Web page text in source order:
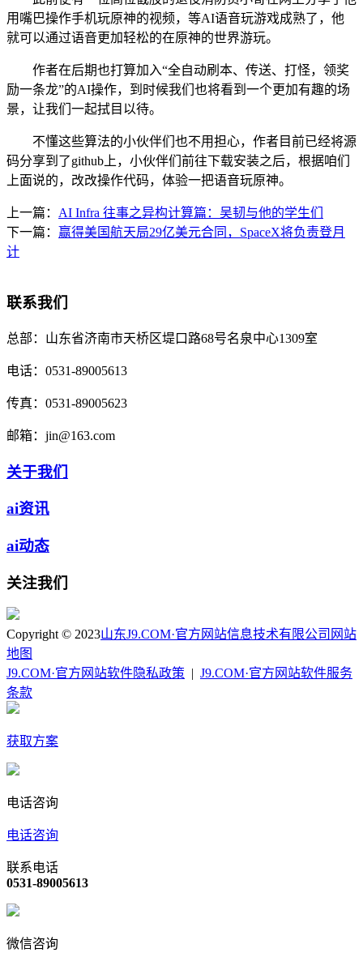
用嘴巴操作手机玩原神的视频，等AI语音玩游戏成熟了，他
就可以通过语音更加轻松的在原神的世界游玩。
作者在后期也打算加入“全自动刷本、传送、打怪，领奖
励一条龙”的AI操作，到时候我们也将看到一个更加有趣的场
景，让我们一起拭目以待。
不懂这些算法的小伙伴们也不用担心，作者目前已经将源
码分享到了github上，小伙伴们前往下载安装之后，根据咱们
上面说的，改改操作代码，体验一把语音玩原神。
上一篇： AI Infra 往事之异构计算篇：吴韧与他的学生们
下一篇： 赢得美国航天局29亿美元合同，SpaceX将负责登月
计
联系我们
总部： 山东省济南市天桥区堤口路68号名泉中心1309室
电话： 0531-89005613
传真： 0531-89005623
邮箱： jin@163.com
关于我们
ai资讯
ai动态
关注我们
Copyright © 2023山东J9.COM·官方网站信息技术有限公司 网站
地图
J9.COM·官方网站软件隐私政策
J9.COM·官方网站软件服务
条款
获取方案
电话咨询
电话咨询
联系电话
0531-89005613
微信咨询